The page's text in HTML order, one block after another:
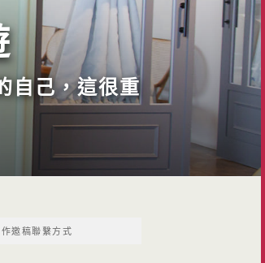
自己，這很重
邀稿聯繫方式